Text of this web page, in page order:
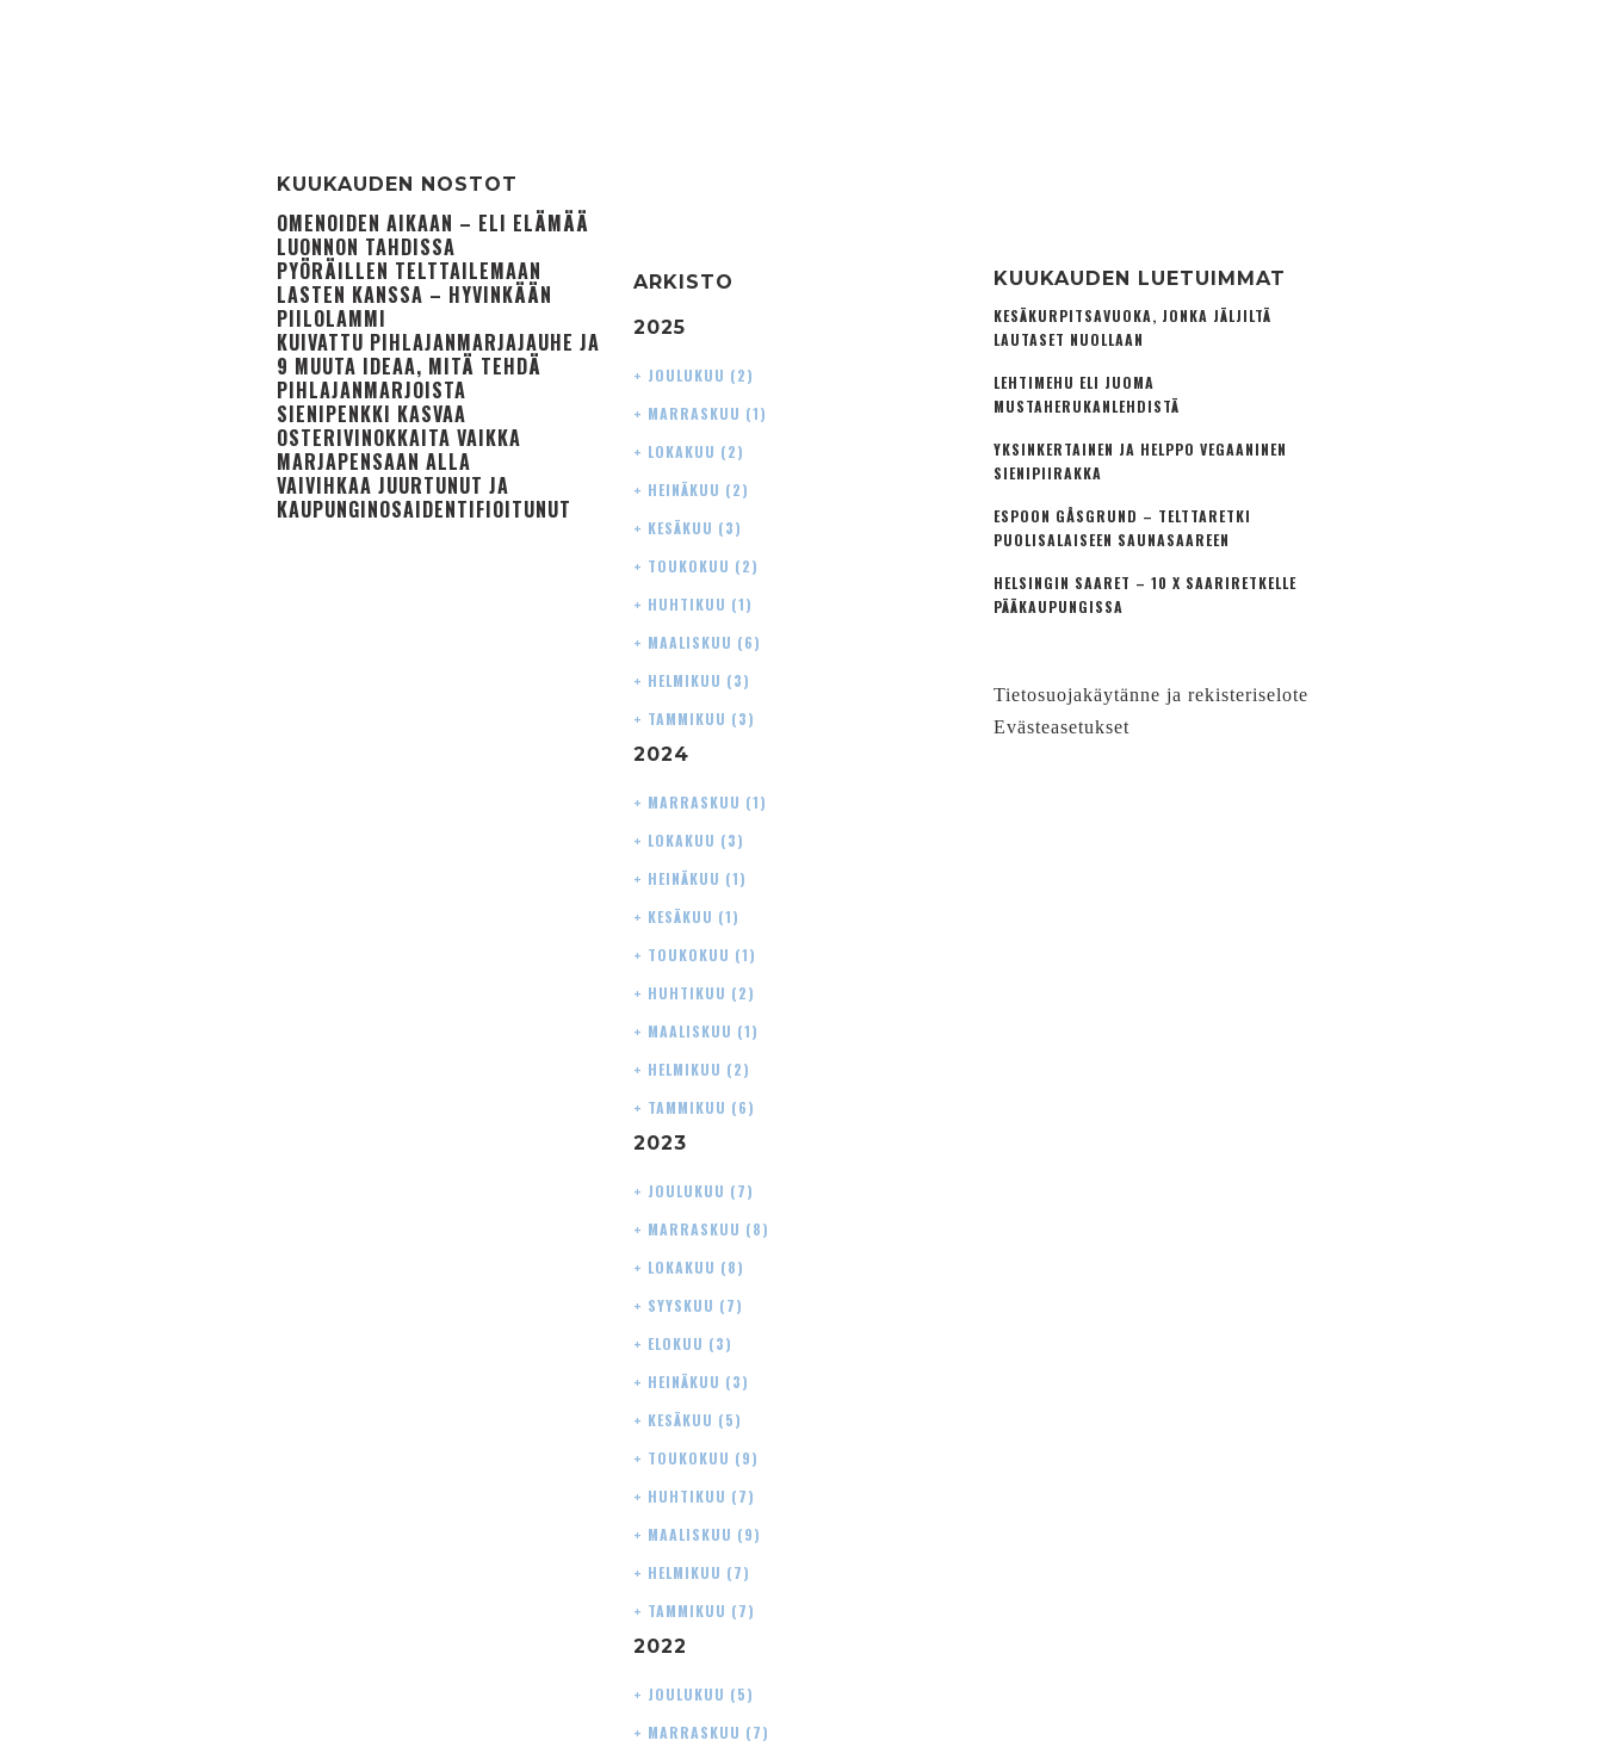
KUUKAUDEN NOSTOT
OMENOIDEN AIKAAN – ELI ELÄMÄÄ
LUONNON TAHDISSA
PYÖRÄILLEN TELTTAILEMAAN
LASTEN KANSSA – HYVINKÄÄN
PIILOLAMMI
KUIVATTU PIHLAJANMARJAJAUHE JA
9 MUUTA IDEAA, MITÄ TEHDÄ
PIHLAJANMARJOISTA
SIENIPENKKI KASVAA
OSTERIVINOKKAITA VAIKKA
MARJAPENSAAN ALLA
VAIVIHKAA JUURTUNUT JA
KAUPUNGINOSA­IDENTIFIOITUNUT
ARKISTO
2025
+ JOULUKUU (2)
+ MARRASKUU (1)
+ LOKAKUU (2)
+ HEINÄKUU (2)
+ KESÄKUU (3)
+ TOUKOKUU (2)
+ HUHTIKUU (1)
+ MAALISKUU (6)
+ HELMIKUU (3)
+ TAMMIKUU (3)
2024
+ MARRASKUU (1)
+ LOKAKUU (3)
+ HEINÄKUU (1)
+ KESÄKUU (1)
+ TOUKOKUU (1)
+ HUHTIKUU (2)
+ MAALISKUU (1)
+ HELMIKUU (2)
+ TAMMIKUU (6)
2023
+ JOULUKUU (7)
+ MARRASKUU (8)
+ LOKAKUU (8)
+ SYYSKUU (7)
+ ELOKUU (3)
+ HEINÄKUU (3)
+ KESÄKUU (5)
+ TOUKOKUU (9)
+ HUHTIKUU (7)
+ MAALISKUU (9)
+ HELMIKUU (7)
+ TAMMIKUU (7)
2022
+ JOULUKUU (5)
+ MARRASKUU (7)
KUUKAUDEN LUETUIMMAT
KESÄKURPITSAVUOKA, JONKA JÄLJILTÄ
LAUTASET NUOLLAAN
LEHTIMEHU ELI JUOMA
MUSTAHERUKANLEHDISTÄ
YKSINKERTAINEN JA HELPPO VEGAANINEN
SIENIPIIRAKKA
ESPOON GÅSGRUND – TELTTARETKI
PUOLISALAISEEN SAUNASAAREEN
HELSINGIN SAARET – 10 X SAARIRETKELLE
PÄÄKAUPUNGISSA
Tietosuojakäytänne ja rekisteriselote
Evästeasetukset